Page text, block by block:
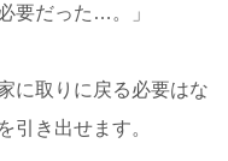
要だった…。」
に取りに戻る必要はな
引き出せます。